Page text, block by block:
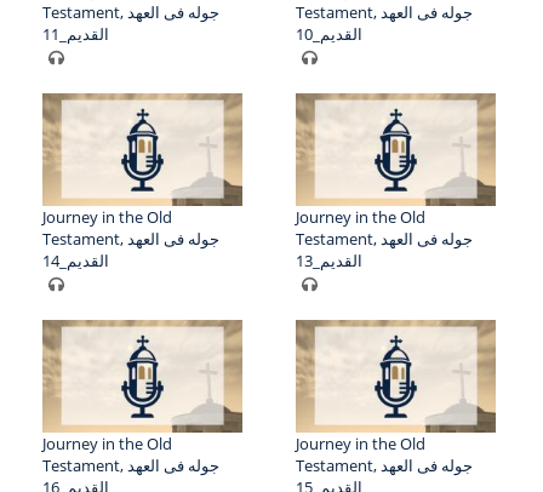
Testament, جوله فى العهد
القديم_11
Testament, جوله فى العهد
القديم_10
Journey in the Old
Testament, جوله فى العهد
القديم_14
Journey in the Old
Testament, جوله فى العهد
القديم_13
Journey in the Old
Testament, جوله فى العهد
القديم_16
Journey in the Old
Testament, جوله فى العهد
القديم_15